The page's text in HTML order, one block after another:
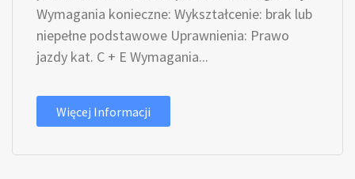
Wymagania konieczne: Wykształcenie: brak lub
niepełne podstawowe Uprawnienia: Prawo
jazdy kat. C + E Wymagania...
Więcej Informacji